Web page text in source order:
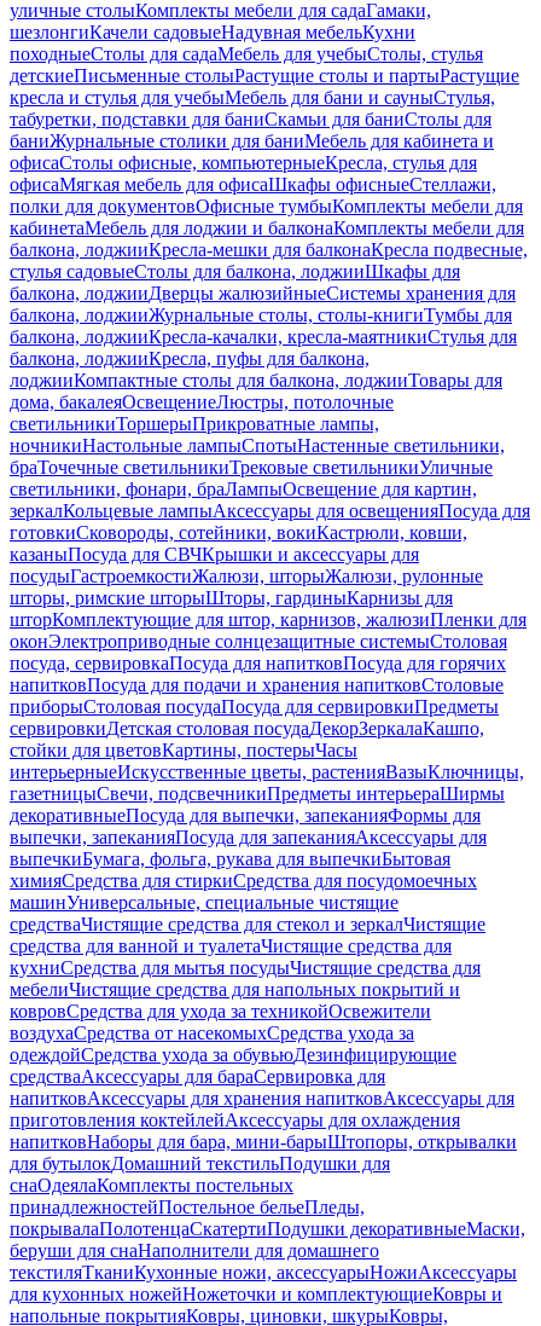
уличные столыКомплекты мебели для садаГамаки,
шезлонгиКачели садовыеНадувная мебельКухни
походныеСтолы для садаМебель для учебыСтолы, стулья
детскиеПисьменные столыРастущие столы и партыРастущие
кресла и стулья для учебыМебель для бани и сауныСтулья,
табуретки, подставки для баниСкамьи для баниСтолы для
баниЖурнальные столики для баниМебель для кабинета и
офисаСтолы офисные, компьютерныеКресла, стулья для
офисаМягкая мебель для офисаШкафы офисныеСтеллажи,
полки для документовОфисные тумбыКомплекты мебели для
кабинетаМебель для лоджии и балконаКомплекты мебели для
балкона, лоджииКресла-мешки для балконаКресла подвесные,
стулья садовыеСтолы для балкона, лоджииШкафы для
балкона, лоджииДверцы жалюзийныеСистемы хранения для
балкона, лоджииЖурнальные столы, столы-книгиТумбы для
балкона, лоджииКресла-качалки, кресла-маятникиСтулья для
балкона, лоджииКресла, пуфы для балкона,
лоджииКомпактные столы для балкона, лоджииТовары для
дома, бакалеяОсвещениеЛюстры, потолочные
светильникиТоршерыПрикроватные лампы,
ночникиНастольные лампыСпотыНастенные светильники,
браТочечные светильникиТрековые светильникиУличные
светильники, фонари, браЛампыОсвещение для картин,
зеркалКольцевые лампыАксессуары для освещенияПосуда для
готовкиСковороды, сотейники, вокиКастрюли, ковши,
казаныПосуда для СВЧКрышки и аксессуары для
посудыГастроемкостиЖалюзи, шторыЖалюзи, рулонные
шторы, римские шторыШторы, гардиныКарнизы для
шторКомплектующие для штор, карнизов, жалюзиПленки для
оконЭлектроприводные солнцезащитные системыСтоловая
посуда, сервировкаПосуда для напитковПосуда для горячих
напитковПосуда для подачи и хранения напитковСтоловые
приборыСтоловая посудаПосуда для сервировкиПредметы
сервировкиДетская столовая посудаДекорЗеркалаКашпо,
стойки для цветовКартины, постерыЧасы
интерьерныеИскусственные цветы, растенияВазыКлючницы,
газетницыСвечи, подсвечникиПредметы интерьераШирмы
декоративныеПосуда для выпечки, запеканияФормы для
выпечки, запеканияПосуда для запеканияАксессуары для
выпечкиБумага, фольга, рукава для выпечкиБытовая
химияСредства для стиркиСредства для посудомоечных
машинУниверсальные, специальные чистящие
средстваЧистящие средства для стекол и зеркалЧистящие
средства для ванной и туалетаЧистящие средства для
кухниСредства для мытья посудыЧистящие средства для
мебелиЧистящие средства для напольных покрытий и
ковровСредства для ухода за техникойОсвежители
воздухаСредства от насекомыхСредства ухода за
одеждойСредства ухода за обувьюДезинфицирующие
средстваАксессуары для бараСервировка для
напитковАксессуары для хранения напитковАксессуары для
приготовления коктейлейАксессуары для охлаждения
напитковНаборы для бара, мини-барыШтопоры, открывалки
для бутылокДомашний текстильПодушки для
снаОдеялаКомплекты постельных
принадлежностейПостельное бельеПледы,
покрывалаПолотенцаСкатертиПодушки декоративныеМаски,
беруши для снаНаполнители для домашнего
текстиляТканиКухонные ножи, аксессуарыНожиАксессуары
для кухонных ножейНожеточки и комплектующиеКовры и
напольные покрытияКовры, циновки, шкурыКовры,